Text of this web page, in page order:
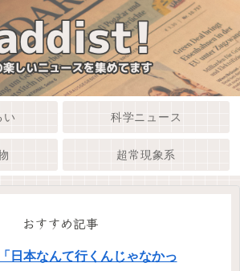
い 科学ニュース
超常現象系
おすすめ記事
日本なんて行くんじゃなかっ